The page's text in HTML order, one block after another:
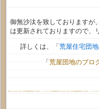
御無沙汰を致しておりますが
は更新されておりますので、
詳しくは、「 荒屋住宅団
「荒屋団地のブロ